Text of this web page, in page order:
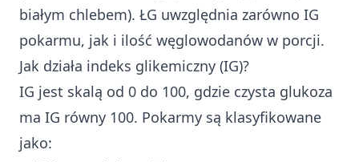
białym chlebem). ŁG uwzględnia zarówno IG
pokarmu, jak i ilość węglowodanów w porcji.
Jak działa indeks glikemiczny (IG)?
IG jest skalą od 0 do 100, gdzie czysta glukoza
ma IG równy 100. Pokarmy są klasyfikowane
jako: